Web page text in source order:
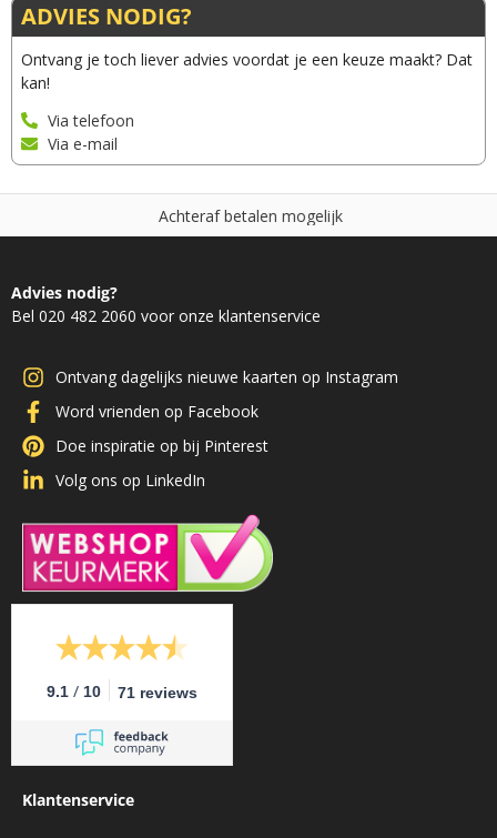
ADVIES NODIG?
Ontvang je toch liever advies voordat je een keuze maakt? Dat
kan!
Via telefoon
Via e-mail
Achteraf betalen mogelijk
Advies nodig?
Bel 020 482 2060 voor onze klantenservice
Ontvang dagelijks nieuwe kaarten op Instagram
Word vrienden op Facebook
Doe inspiratie op bij Pinterest
Volg ons op LinkedIn
9.1 / 10 71 reviews
Klantenservice